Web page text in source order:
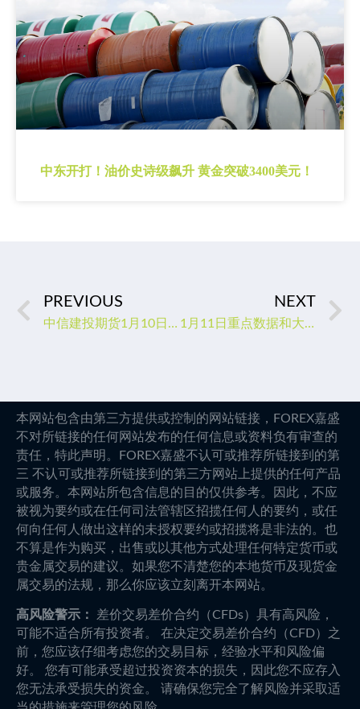
中东开打！油价史诗级飙升 黄金突破3400美元！
PREVIOUS
中信建投期货1月10日早间交易策略
NEXT
1月11日重点数据和大事件前瞻
本网站包含由第三方提供或控制的网站链接，FOREX嘉盛
不对所链接的任何网站发布的任何信息或资料负有审查的
责任，特此声明。FOREX嘉盛不认可或推荐所链接到的第
三 不认可或推荐所链接到的第三方网站上提供的任何产品
或服务。本网站所包含信息的目的仅供参考。因此，不应
被视为要约或在任何司法管辖区招揽任何人的要约，或任
何向任何人做出这样的未授权要约或招揽将是非法的。也
不算是作为购买，出售或以其他方式处理任何特定货币或
贵金属交易的建议。如果您不清楚您的本地货币及现货金
属交易的法规，那么你应该立刻离开本网站。
高风险警示：
差价交易差价合约（CFDs）具有高风险，
可能不适合所有投资者。 在决定交易差价合约（CFD）之
前，您应该仔细考虑您的交易目标，经验水平和风险偏
好。 您有可能承受超过投资资本的损失，因此您不应存入
您无法承受损失的资金。 请确保您完全了解风险并采取适